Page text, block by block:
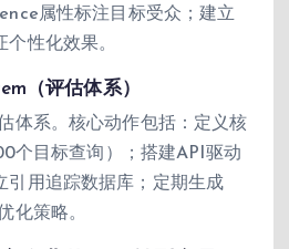
属性标注目标受众；建立
性化效果。
（评估体系）
体系。核心动作包括：定义核
个目标查询）；搭建API驱动
引用追踪数据库；定期生成
化策略。